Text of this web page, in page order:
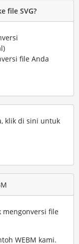
file SVG?
file Anda
klik di sini untuk
mengonversi file
WEBM kami.